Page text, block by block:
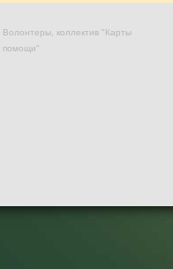
Волонтеры, коллектив "Карты
помощи"